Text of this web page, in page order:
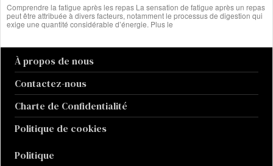
Comprendre la fatigue après les repas La sensation de fatigue après un repas
peut être attribuée à divers facteurs, notamment le processus de digestion qui
exige une quantité considérable d’énergie. Plus le
À propos de nous
Contactez-nous
Charte de Confidentialité
Politique de cookies
Politique